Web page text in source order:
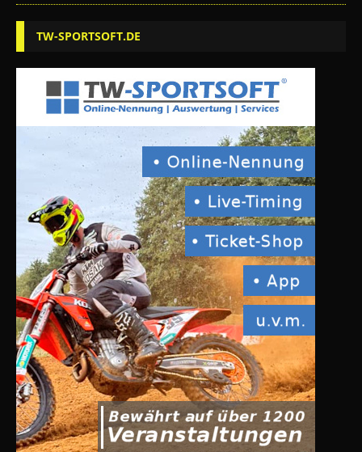
TW-SPORTSOFT.DE